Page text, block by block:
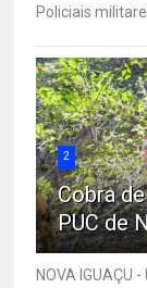
Policiais
2
Cobra
PUC de
NOVA IGUAÇU